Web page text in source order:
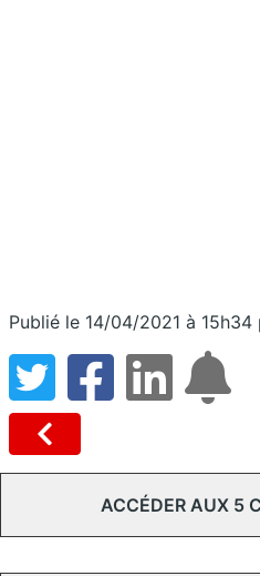
Publié le 14/04/2021 à 15h34
ACCÉDER AUX 5